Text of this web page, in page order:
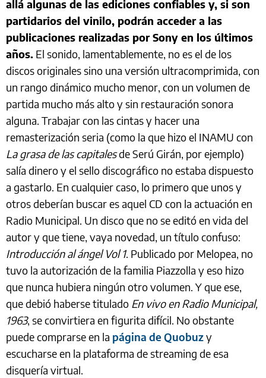
allá algunas de las ediciones confiables y, si son
partidarios del vinilo, podrán acceder a las
publicaciones realizadas por Sony en los últimos
años. El sonido, lamentablemente, no es el de los
discos originales sino una versión ultracomprimida, con
un rango dinámico mucho menor, con un volumen de
partida mucho más alto y sin restauración sonora
alguna. Trabajar con las cintas y hacer una
remasterización seria (como la que hizo el INAMU con
La grasa de las capitalesde Serú Girán, por ejemplo)
salía dinero y el sello discográfico no estaba dispuesto
a gastarlo. En cualquier caso, lo primero que unos y
otros deberían buscar es aquel CD con la actuación en
Radio Municipal. Un disco que no se editó en vida del
autor y que tiene, vaya novedad, un título confuso:
Introducción al ángel Vol 1. Publicado por Melopea, no
tuvo la autorización de la familia Piazzolla y eso hizo
que nunca hubiera ningún otro volumen. Y que ese,
que debió haberse titulado En vivo en Radio Municipal,
1963, se convirtiera en figurita difícil. No obstante
puede comprarse en la página de Quobuzy
escucharse en la plataforma de streaming de esa
disquería virtual.